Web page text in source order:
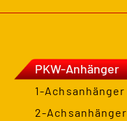
PKW-Anhänger
1-Achsanhänger
2-Achsanhänger